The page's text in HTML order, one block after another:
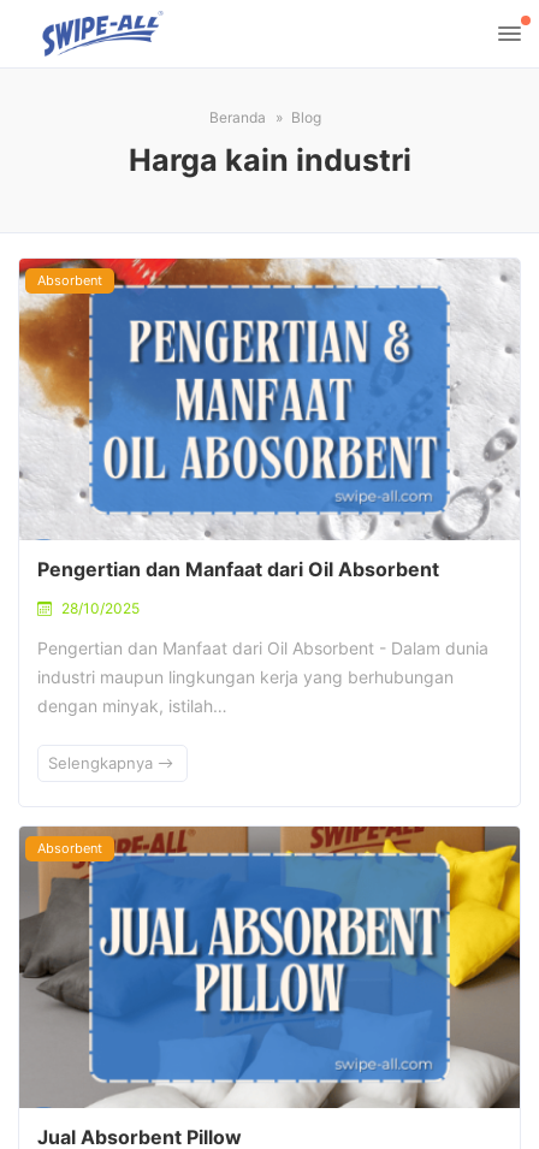
Beranda Blog
Harga kain industri
Absorbent
Pengertian dan Manfaat dari Oil Absorbent
28/10/2025
Pengertian dan Manfaat dari Oil Absorbent - Dalam dunia
industri maupun lingkungan kerja yang berhubungan
dengan minyak, istilah…
Selengkapnya
Absorbent
Jual Absorbent Pillow